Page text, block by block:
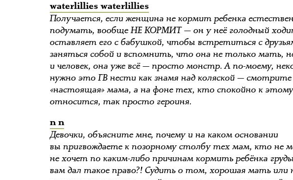
waterlillies waterlillies
Получается, если женщина не кормит ребенка
подумать, вообще НЕ КОРМИТ — он у неё голодный
оставляет его с бабушкой, чтобы встретиться с
заняться собой и вспомнить, что она не только мать,
и человек, она уже всё — просто монстр. А по-моему,
нужно это ГВ нести как знамя над коляской — смотрите
«настоящая» мама, а на фоне тех, кто спокойно к
относится, так просто героиня.
n n
Девочки, объясните мне, почему и на каком основании
вы пригвождаете к позорному столбу тех мам, кто не
не хочет по каким-либо причинам кормить ребёнка
вам дал такое право?! Судить о том, хорошая мать или